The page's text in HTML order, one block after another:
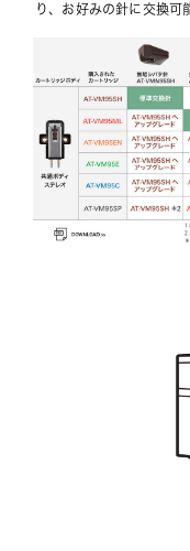
り、お好みの針に交換可